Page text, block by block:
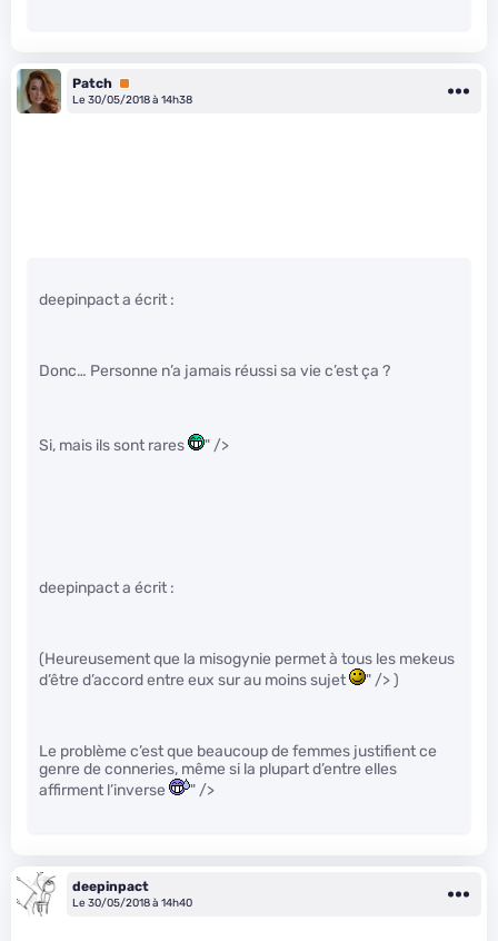
Patch Premium
Le 30/05/2018 à 14h38
deepinpact a écrit :
Donc… Personne n’a jamais réussi sa vie c’est ça ?
Si, mais ils sont rares " />
deepinpact a écrit :
(Heureusement que la misogynie permet à tous les mekeus
d’être d’accord entre eux sur au moins sujet
" /> )
Le problème c’est que beaucoup de femmes justifient ce
genre de conneries, même si la plupart d’entre elles
affirment l’inverse
" />
deepinpact
Le 30/05/2018 à 14h40